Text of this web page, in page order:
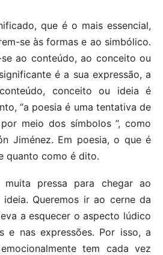
que é o mais essencial,
se às formas e ao simbólico.
ao conteúdo, ao conceito ou
é a sua expressão, a
conceito ou ideia é
“a poesia é uma tentativa de
meio dos símbolos ”, como
Jiménez. Em poesia, o que é
quanto como é dito.
muita pressa para chegar ao
Queremos ir ao cerne da
a esquecer o aspecto lúdico
e nas expressões. Por isso, a
tem cada vez